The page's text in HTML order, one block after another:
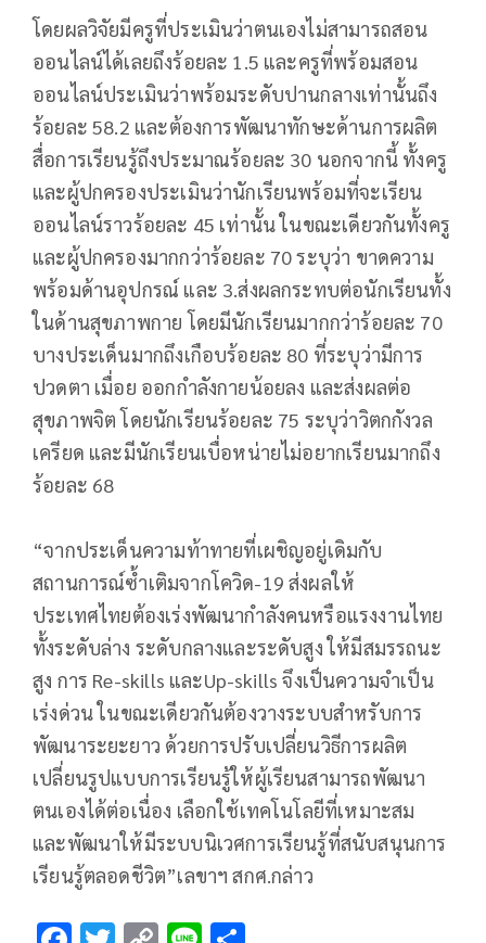
โดยผลวิจัยมีครูที่ประเมินว่าตนเองไม่สามารถสอน
ออนไลน์ได้เลยถึงร้อยละ 1.5 และครูที่พร้อมสอน
ออนไลน์ประเมินว่าพร้อมระดับปานกลางเท่านั้นถึง
ร้อยละ 58.2 และต้องการพัฒนาทักษะด้านการผลิต
สื่อการเรียนรู้ถึงประมาณร้อยละ 30 นอกจากนี้ ทั้งครู
และผู้ปกครองประเมินว่านักเรียนพร้อมที่จะเรียน
ออนไลน์ราวร้อยละ 45 เท่านั้น ในขณะเดียวกันทั้งครู
และผู้ปกครองมากกว่าร้อยละ 70 ระบุว่า ขาดความ
พร้อมด้านอุปกรณ์ และ 3.ส่งผลกระทบต่อนักเรียนทั้ง
ในด้านสุขภาพกาย โดยมีนักเรียนมากกว่าร้อยละ 70
บางประเด็นมากถึงเกือบร้อยละ 80 ที่ระบุว่ามีการ
ปวดตา เมื่อย ออกกำลังกายน้อยลง และส่งผลต่อ
สุขภาพจิต โดยนักเรียนร้อยละ 75 ระบุว่าวิตกกังวล
เครียด และมีนักเรียนเบื่อหน่ายไม่อยากเรียนมากถึง
ร้อยละ 68
“จากประเด็นความท้าทายที่เผชิญอยู่เดิมกับ
สถานการณ์ซ้ำเติมจากโควิด-19 ส่งผลให้
ประเทศไทยต้องเร่งพัฒนากำลังคนหรือแรงงานไทย
ทั้งระดับล่าง ระดับกลางและระดับสูง ให้มีสมรรถนะ
สูง การ Re-skills และUp-skills จึงเป็นความจำเป็น
เร่งด่วน ในขณะเดียวกันต้องวางระบบสำหรับการ
พัฒนาระยะยาว ด้วยการปรับเปลี่ยนวิธีการผลิต
เปลี่ยนรูปแบบการเรียนรู้ให้ผู้เรียนสามารถพัฒนา
ตนเองได้ต่อเนื่อง เลือกใช้เทคโนโลยีที่เหมาะสม
และพัฒนาให้มีระบบนิเวศการเรียนรู้ที่สนับสนุนการ
เรียนรู้ตลอดชีวิต”เลขาฯ สกศ.กล่าว